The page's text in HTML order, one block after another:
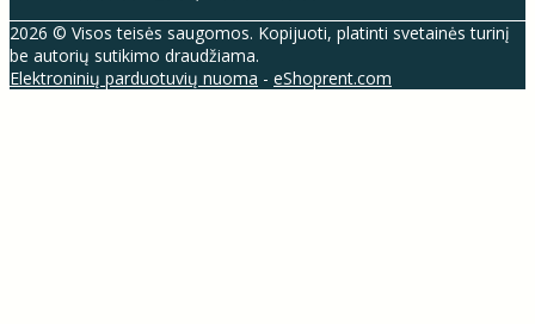
2026 © Visos teisės saugomos. Kopijuoti, platinti svetainės turinį
be autorių sutikimo draudžiama.
Elektroninių parduotuvių nuoma - eShoprent.com